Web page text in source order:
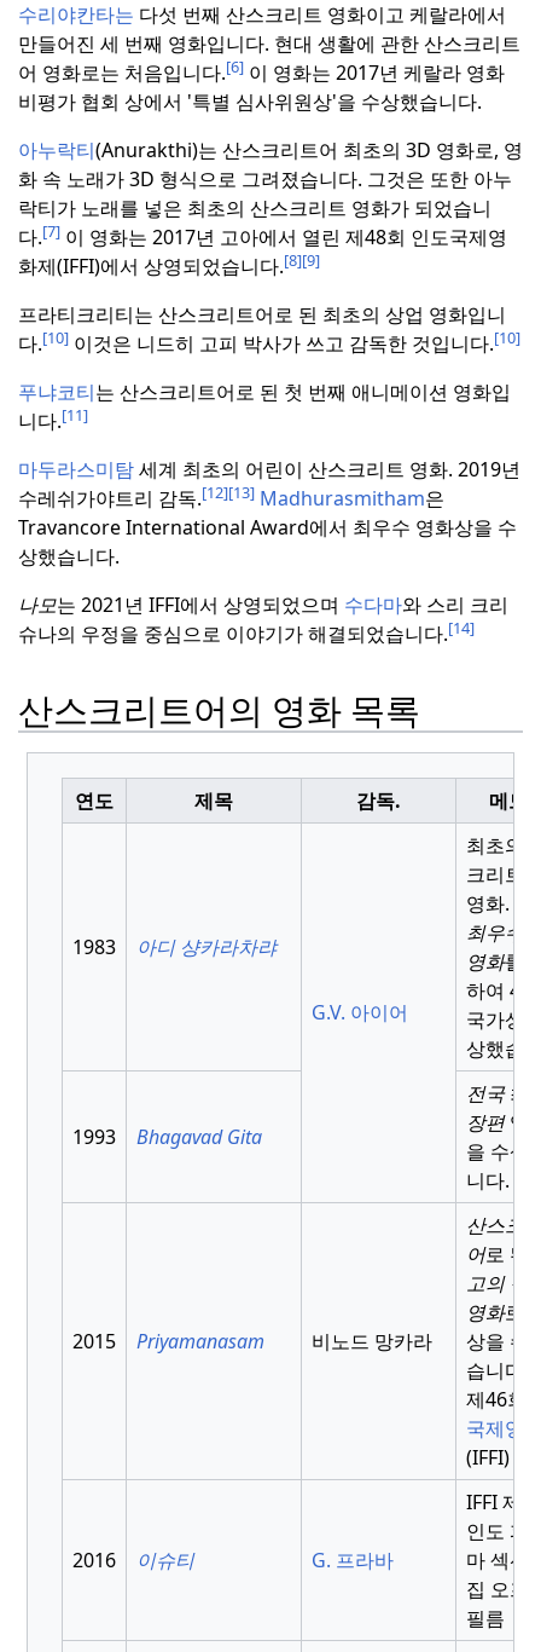
수리야칸타는 다섯 번째 산스크리트 영화이고 케랄라에서
만들어진 세 번째 영화입니다. 현대 생활에 관한 산스크리트
어 영화로는 처음입니다.[6] 이 영화는 2017년 케랄라 영화
비평가 협회 상에서 '특별 심사위원상'을 수상했습니다.
아누락티(Anurakthi)는 산스크리트어 최초의 3D 영화로, 영
화 속 노래가 3D 형식으로 그려졌습니다. 그것은 또한 아누
락티가 노래를 넣은 최초의 산스크리트 영화가 되었습니
다.[7] 이 영화는 2017년 고아에서 열린 제48회 인도국제영
화제(IFFI)에서 상영되었습니다.[8][9]
프라티크리티는 산스크리트어로 된 최초의 상업 영화입니
다.[10] 이것은 니드히 고피 박사가 쓰고 감독한 것입니다.[10]
푸냐코티는 산스크리트어로 된 첫 번째 애니메이션 영화입
니다.[11]
마두라스미탐세계 최초의 어린이 산스크리트 영화. 2019년
수레쉬가야트리 감독.[12][13] Madhurasmitham은
Travancore International Award에서 최우수 영화상을 수
상했습니다.
나모는 2021년 IFFI에서 상영되었으며 수다마와 스리 크리
슈나의 우정을 중심으로 이야기가 해결되었습니다.[14]
산스크리트어의 영화 목록
연도 제목 감독. 메모
1983 아디 샹카라차랴
G.V. 아이어
최초의
크리트
영화.
최우수
영화를
하여 4
국가상
상했습
1993 Bhagavad Gita
전국최
장편영
을 수상
니다.
2015 Priyamanasam 비노드 망카라
산스크
어로 된
고의 장
영화로
상을 수
습니다.
제46회
국제영
(IFFI) 상
2016 이슈티 G. 프라바
IFFI 제
인도 파
마 섹션
집 오프
필름